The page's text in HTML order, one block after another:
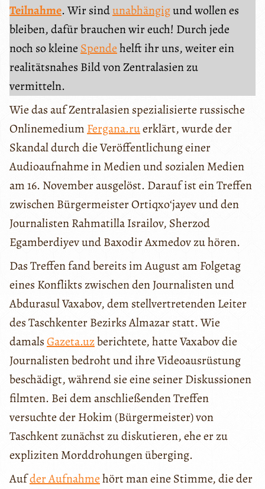
Teilnahme. Wir sindunabhängigund wollen es
bleiben, dafür brauchen wir euch! Durch jede
noch so kleine Spendehelft ihr uns, weiter ein
realitätsnahes Bild von Zentralasien zu
vermitteln.
Wie das auf Zentralasien spezialisierte russische
Onlinemedium Fergana.ruerklärt, wurde der
Skandal durch die Veröffentlichung einer
Audioaufnahme in Medien und sozialen Medien
am 16. November ausgelöst. Darauf ist ein Treffen
zwischen Bürgermeister Ortiqxoʻjayev und den
Journalisten Rahmatilla Israilov, Sherzod
Egamberdiyev und Baxodir Axmedov zu hören.
Das Treffen fand bereits im August am Folgetag
eines Konflikts zwischen den Journalisten und
Abdurasul Vaxabov, dem stellvertretenden Leiter
des Taschkenter Bezirks Almazar statt. Wie
damalsGazeta.uzberichtete, hatte Vaxabov die
Journalisten bedroht und ihre Videoausrüstung
beschädigt, während sie eine seiner Diskussionen
filmten. Bei dem anschließenden Treffen
versuchte der Hokim (Bürgermeister) von
Taschkent zunächst zu diskutieren, ehe er zu
expliziten Morddrohungen überging.
Aufder Aufnahmehört man eine Stimme, die der